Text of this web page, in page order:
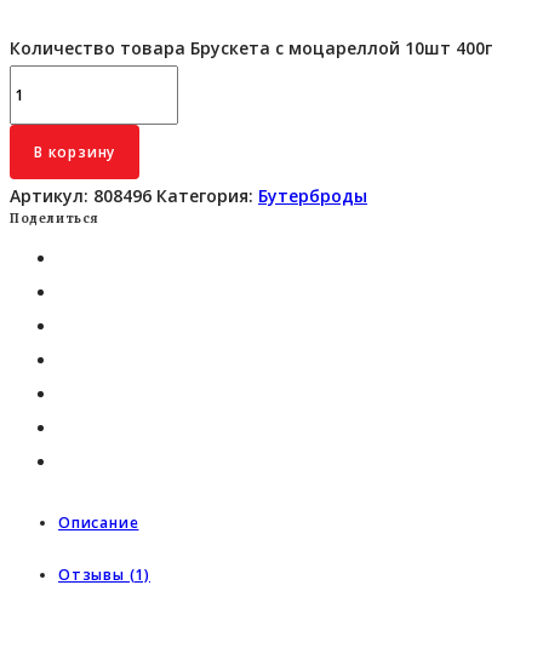
Количество товара Брускета с моцареллой 10шт 400г
В корзину
Артикул: 808496 Категория: Бутерброды
Поделиться
Описание
Отзывы (1)